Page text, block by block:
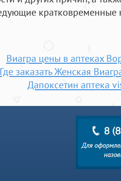
кратковременные
Виагра цены в аптеках
Где заказать Женская
Дапоксетин аптека